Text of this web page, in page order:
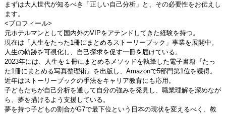
まずは大人世代が知るべき「正しい自己分析」と、その必要性をお伝えし
ます。
<プロフィール>
元ホテルマンとして国内外のVIPをアテンドしてきた経験を持つ。
現在は「人生をたった1冊にまとめるストーリーブック」事業を展開中。
人生の軌跡を可視化し、自己探求を促す一冊を届けている。
2023年には、人生を１冊にまとめるメソッドを執筆した電子書籍『たっ
た1冊にまとめる写真整理術』を出版し、Amazonで5部門第1位を獲得。
近年はストーリーブックの手法をキャリア教育にも応用。
子どもたちが自己分析を通して自分の強みを発見し、職業理解を深めなが
ら、夢を描けるよう支援している。
夢を持つ子どもの割合がG7で最下位という日本の現状を変えるべく、教